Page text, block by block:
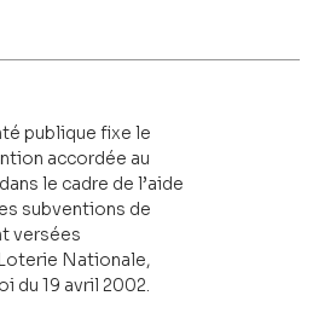
publique fixe le
accordée au
le cadre de l’aide
subventions de
versées
Nationale,
du 19 avril 2002.